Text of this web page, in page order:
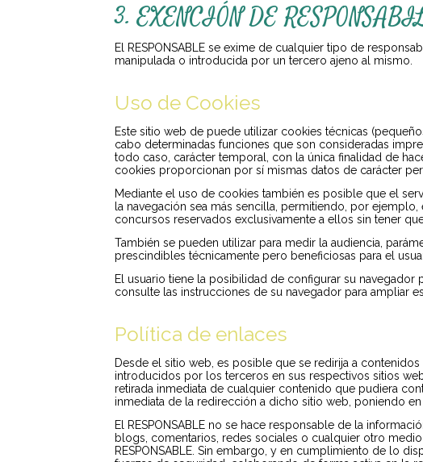
3. EXENCIÓN DE
El RESPONSABLE se exime de cualquier tipo de
manipulada o introducida por un tercero ajeno al mismo.
Uso de Cookies
Este sitio web de puede utilizar cookies técnicas
cabo determinadas funciones que son consideradas
todo caso, carácter temporal, con la única finalidad de
cookies proporcionan por sí mismas datos de carácter
Mediante el uso de cookies también es posible que el
la navegación sea más sencilla, permitiendo, por
concursos reservados exclusivamente a ellos sin tener
También se pueden utilizar para medir la audiencia,
prescindibles técnicamente pero beneficiosas para el
El usuario tiene la posibilidad de configurar su
consulte las instrucciones de su navegador para ampliar
Política de enlaces
Desde el sitio web, es posible que se redirija a
introducidos por los terceros en sus respectivos sitios
retirada inmediata de cualquier contenido que pudiera
inmediata de la redirección a dicho sitio web, poniendo
El RESPONSABLE no se hace responsable de la
blogs, comentarios, redes sociales o cualquier otro
RESPONSABLE. Sin embargo, y en cumplimiento de lo